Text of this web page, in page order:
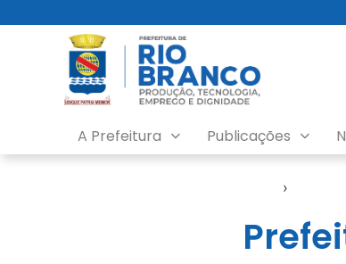
A Prefeitura Publicações
›